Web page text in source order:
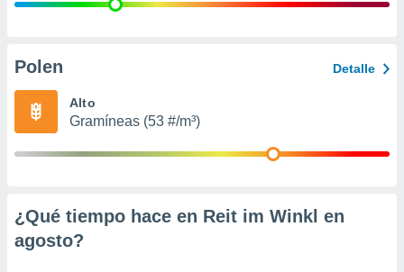
publicidad
de
Polen Detalle
Alto
Gramíneas (53 #/m³)
¿Qué tiempo hace en Reit im Winkl en
agosto?